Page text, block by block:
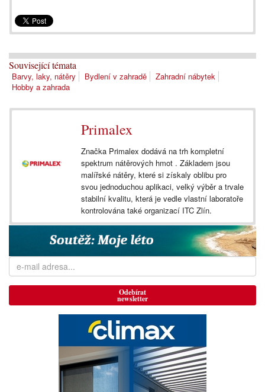
Související témata
Barvy, laky, nátěry Bydlení v zahradě
Zahradní nábytek
Hobby a zahrada
Primalex
Značka Primalex dodává na trh kompletní
spektrum nátěrových hmot . Základem jsou
malířské nátěry, které si získaly oblibu pro
svou jednoduchou aplikaci, velký výběr a trvale
stabilní kvalitu, která je vedle vlastní laboratoře
kontrolována také organizací ITC Zlín.
Odebírat
newsletter